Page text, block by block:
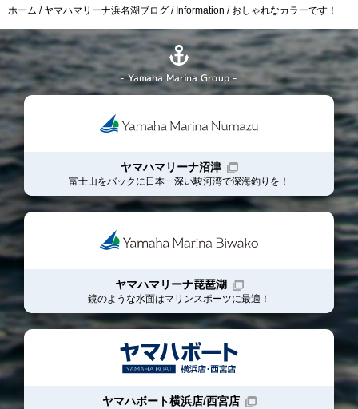
ホーム ヤマハマリーナ浜名湖ブログ Information おしゃれなカラーです！
- Yamaha Marina Group -
ヤマハマリーナ沼津
富士山をバックに日本一深い駿河湾で深海釣りを！
ヤマハマリーナ琵琶湖
鏡のような水面はマリンスポーツに最適！
ヤマハボート横浜店/西宮店